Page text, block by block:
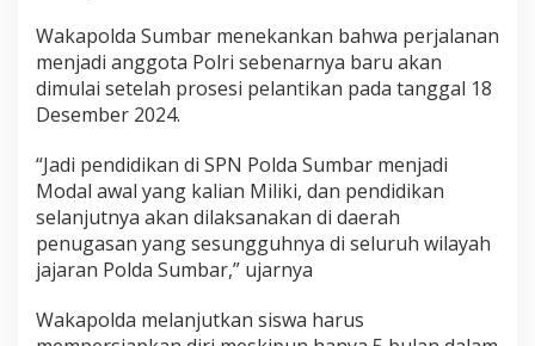
I
T
a
h
2
0
2
4
d
i
P
N
Wakapolda Sumbar menekankan bahwa perjalanan
menjadi anggota Polri sebenarnya baru akan
dimulai setelah prosesi pelantikan pada tanggal 18
Desember 2024.
“Jadi pendidikan di SPN Polda Sumbar menjadi
Modal awal yang kalian Miliki, dan pendidikan
selanjutnya akan dilaksanakan di daerah
penugasan yang sesungguhnya di seluruh wilayah
jajaran Polda Sumbar,” ujarnya
Wakapolda melanjutkan siswa harus